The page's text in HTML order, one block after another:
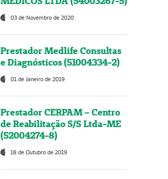
03 de Novembro de 2020
Prestador Medlife Consultas
e Diagnósticos (51004334-2)
01 de Janeiro de 2019
Prestador CERPAM – Centro
de Reabilitação S/S Ltda-ME
(52004274-8)
18 de Outubro de 2019